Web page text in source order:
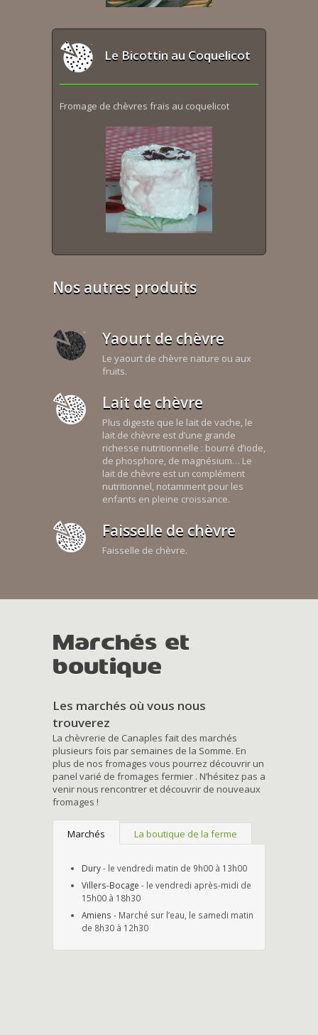
Le Bicottin au Coquelicot
Fromage de chèvres frais au coquelicot
Nos autres produits
Yaourt de chèvre
Le yaourt de chèvre nature ou aux
fruits.
Lait de chèvre
Plus digeste que le lait de vache, le
lait de chèvre est d’une grande
richesse nutritionnelle : bourré d’iode,
de phosphore, de magnésium… Le
lait de chèvre est un complément
nutritionnel, notamment pour les
enfants en pleine croissance.
Faisselle de chèvre
Faisselle de chèvre.
Marchés et
boutique
Les marchés où vous nous
trouverez
La chèvrerie de Canaples fait des marchés
plusieurs fois par semaines de la Somme. En
plus de nos fromages vous pourrez découvrir un
panel varié de fromages fermier . N’hésitez pas a
venir nous rencontrer et découvrir de nouveaux
fromages !
Marchés La boutique de la ferme
Dury- le vendredi matin de 9h00 à 13h00
Villers-Bocage - le vendredi après-midi de
15h00 à 18h30
Amiens - Marché sur l’eau, le samedi matin
de 8h30 à 12h30